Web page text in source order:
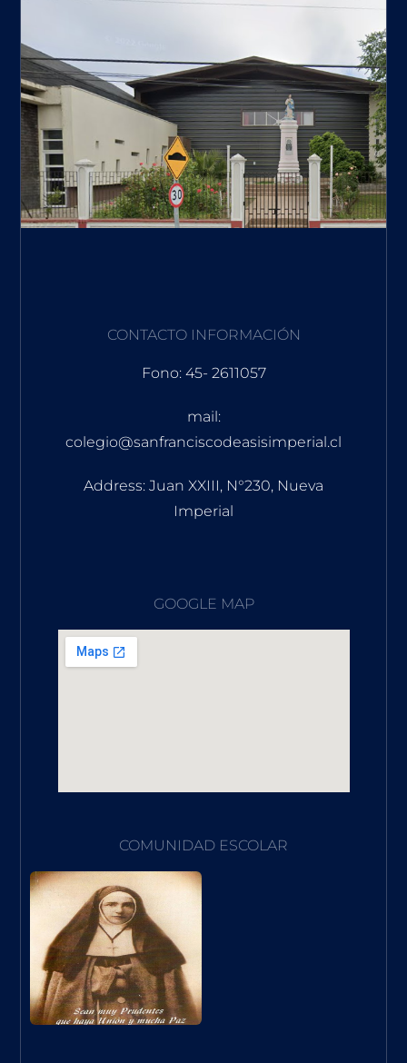
CONTACTO INFORMACIÓN
Fono: 45- 2611057
mail:
colegio@sanfranciscodeasisimperial.cl
Address: Juan XXIII, N°230, Nueva
Imperial
GOOGLE MAP
COMUNIDAD ESCOLAR